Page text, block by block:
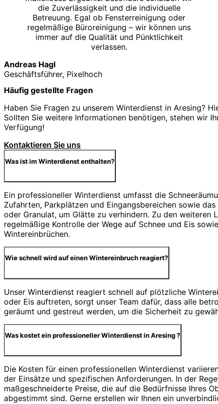
die Zuverlässigkeit und die individuelle
Betreuung. Egal ob Fensterreinigung oder
regelmäßige Büroreinigung – wir können uns
immer auf die Qualität und Pünktlichkeit
verlassen.
Andreas Hagl
Geschäftsführer, Pixelhoch
Häufig gestellte Fragen
Haben Sie Fragen zu unserem Winterdienst in Aresing?
Sollten Sie weitere Informationen benötigen, stehen wir
Verfügung!
Kontaktieren Sie uns
Was ist im Winterdienst enthalten?
Ein professioneller Winterdienst umfasst die
Zufahrten, Parkplätzen und Eingangsbereichen sowie
oder Granulat, um Glätte zu verhindern. Zu den weiteren
regelmäßige Kontrolle der Wege auf Schnee und Eis
Wintereinbrüchen.
Wie schnell wird auf einen Wintereinbruch reagiert?
Unser Winterdienst reagiert schnell auf plötzliche
oder Eis auftreten, sorgt unser Team dafür, dass alle
geräumt und gestreut werden, um die Sicherheit zu
Was kostet ein professioneller Winterdienst in Aresing ?
Die Kosten für einen professionellen Winterdienst
der Einsätze und spezifischen Anforderungen. In der
maßgeschneiderte Preise, die auf die Bedürfnisse Ihres
abgestimmt sind. Gerne erstellen wir Ihnen ein